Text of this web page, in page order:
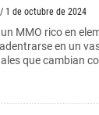
/ 1 de octubre de 2024
MMO rico en
en un
que cambian